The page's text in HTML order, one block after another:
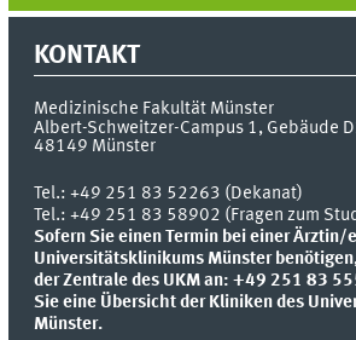
KONTAKT
Medizinische Fakultät Münster
Albert-Schweitzer-Campus 1, Gebäude
48149 Münster
Tel.:+49 251 83 52263 (Dekanat)
Tel.: +49 251 83 58902 (Fragen zum
Sofern Sie einen Termin bei einer Ärztin/
Universitätsklinikums Münster
der Zentrale des UKM an: +49 251 83
Sie eine Übersicht der Kliniken des
Münster.